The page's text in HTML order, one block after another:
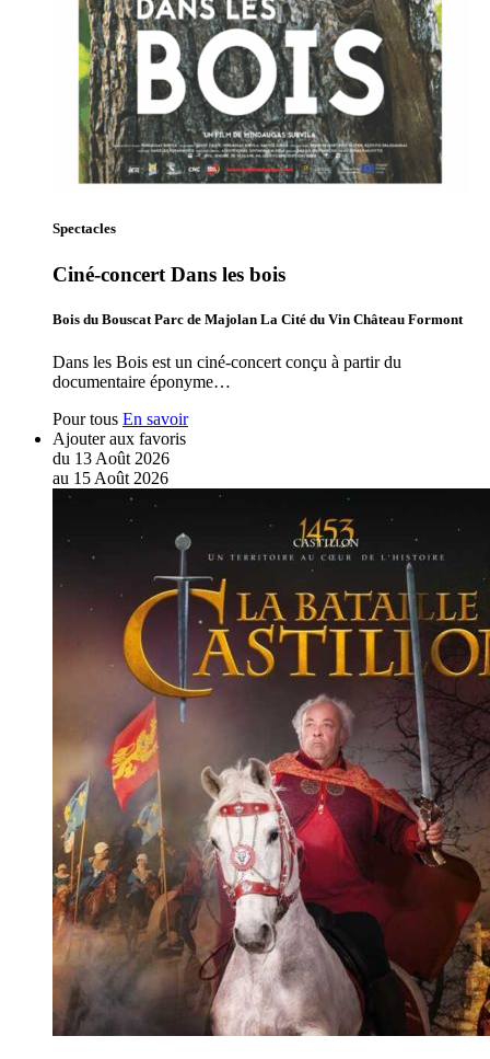
Spectacles
Ciné-concert Dans les bois
Bois du Bouscat Parc de Majolan La Cité du Vin Château Formont
Dans les Bois est un ciné-concert conçu à partir du
documentaire éponyme…
Pour tous En savoir
Ajouter aux favoris
du 13 Août 2026
au 15 Août 2026